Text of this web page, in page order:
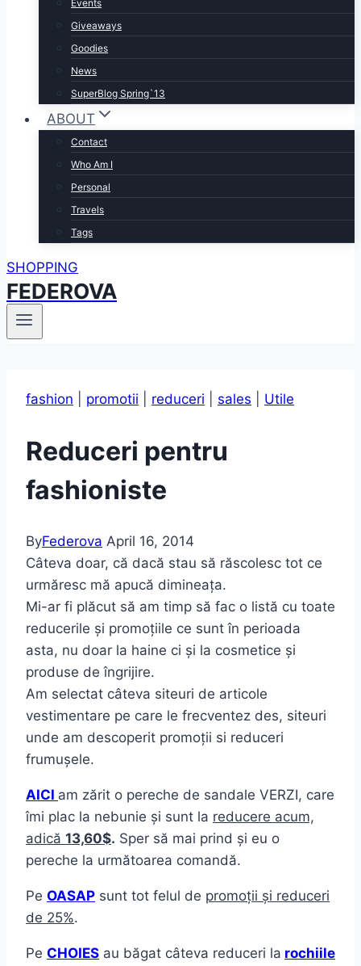
Events
Giveaways
Goodies
News
SuperBlog Spring`13
ABOUT
Contact
Who Am I
Personal
Travels
Tags
SHOPPING
FEDEROVA
fashion promotii reduceri sales Utile
Reduceri pentru
fashioniste
ByFederova April 16, 2014
Câteva doar, că dacă stau să răscolesc tot ce
urmăresc mă apucă dimineața.
Mi-ar fi plăcut să am timp să fac o listă cu toate
reducerile și promoțiile ce sunt în perioada
asta, nu doar la haine ci și la cosmetice și
produse de îngrijire.
Am selectat câteva siteuri de articole
vestimentare pe care le frecventez des, siteuri
unde am descoperit promoții si reduceri
frumușele.
AICI am zărit o pereche de sandale VERZI, care
îmi plac la nebunie și sunt la reducere acum,
adică 13,60$. Sper să mai prind și eu o
pereche la următoarea comandă.
Pe OASAP sunt tot felul de promoții și reduceri
de 25%.
Pe CHOIES au băgat câteva reduceri la rochiile